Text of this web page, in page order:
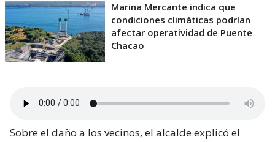
Marina Mercante indica que
condiciones climáticas podrían
afectar operatividad de Puente
Chacao
Sobre el daño a los vecinos, el alcalde explicó el